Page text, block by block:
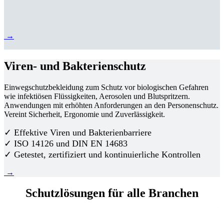
→
Viren- und Bakterienschutz
Einwegschutzbekleidung zum Schutz vor biologischen Gefahren
wie infektiösen Flüssigkeiten, Aerosolen und Blutspritzern.
Anwendungen mit erhöhten Anforderungen an den Personenschutz.
Vereint Sicherheit, Ergonomie und Zuverlässigkeit.
✓ Effektive Viren und Bakterienbarriere
✓ ISO 14126 und DIN EN 14683
✓ Getestet, zertifiziert und kontinuierliche Kontrollen
→
Schutzlösungen für alle Branchen